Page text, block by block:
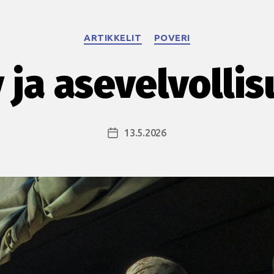
Kategoriat
ARTIKKELIT POVERI
ja
Julkaisupäivämäärä
13.5.2026